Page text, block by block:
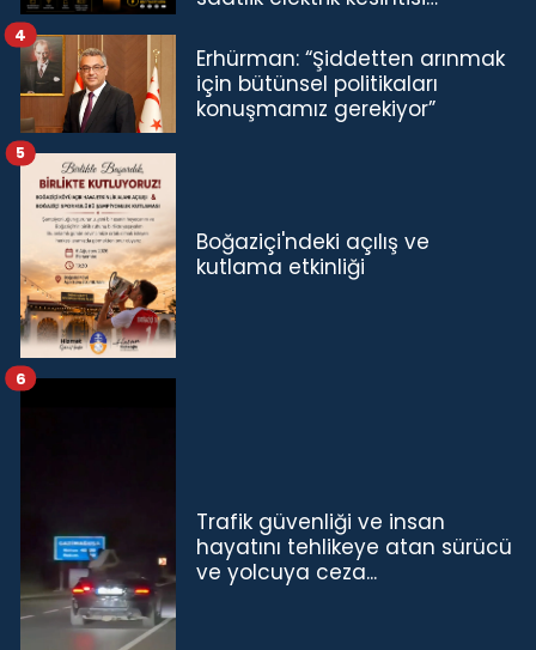
Erhürman: “Şiddetten arınmak
için bütünsel politikaları
konuşmamız gerekiyor”
4
Boğaziçi'ndeki açılış ve
kutlama etkinliği
5
Trafik güvenliği ve insan
hayatını tehlikeye atan sürücü
ve yolcuya ceza...
6